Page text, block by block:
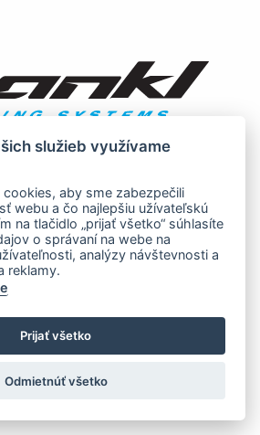
služieb využívame
aby sme zabezpečili
webu a čo najlepšiu užívateľskú
na tlačidlo „prijať všetko“ súhlasíte
o správaní na webe na
analýzy návštevnosti a
reklamy.
Prijať všetko
Odmietnúť všetko